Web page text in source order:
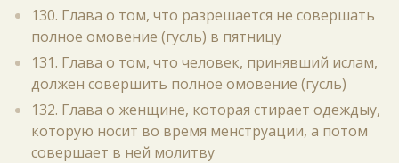
130. Глава о том, что разрешается не совершать
полное омовение (гусль) в пятницу
131. Глава о том, что человек, принявший ислам,
должен совершить полное омовение (гусль)
132. Глава о женщине, которая стирает одеждыу,
которую носит во время менструации, а потом
совершает в ней молитву